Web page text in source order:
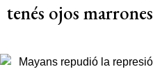
tenés ojos marrones